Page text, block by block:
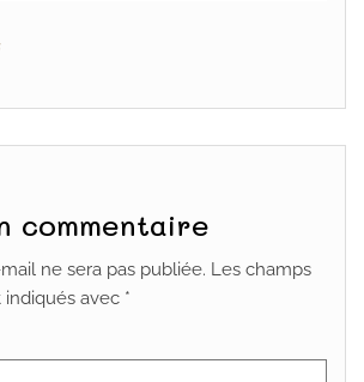
commentaire
ne sera pas publiée. Les champs
avec *